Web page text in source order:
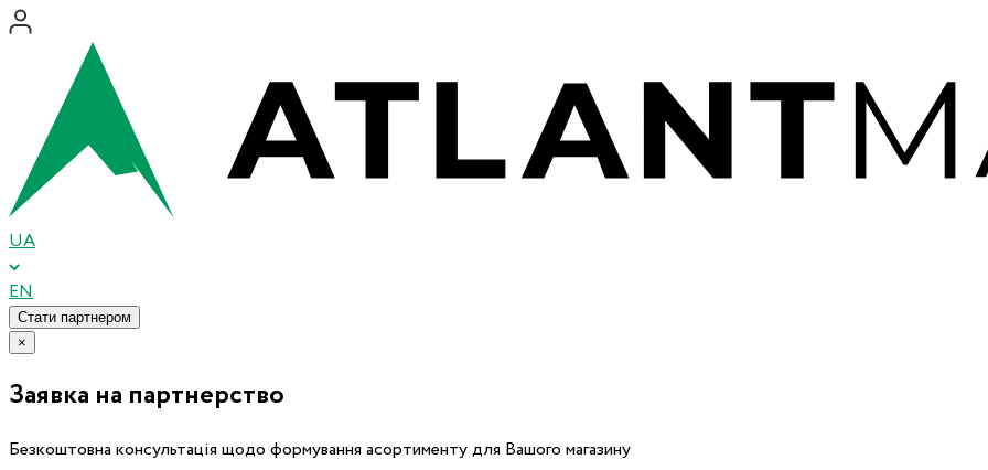
UA
EN
Стати партнером
×
Заявка на партнерство
Безкоштовна консультація щодо формування асортименту для Вашого магазину